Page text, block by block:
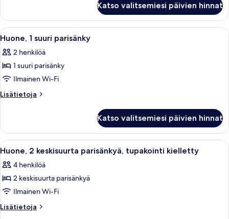
kielletty,
kulmassa
kuvat
suuri
parisänky,
tupakointi
kulmassa
Katso valitsemiesi päivien hinnat
Avaa
kaikki
huonetyypin
Huone,
1
suuri
Hotellihuone, jossa on sänky,
3
Huone, 1 suuri parisänky
2 henkilöä
1 suuri parisänky
Ilmainen Wi-Fi
Lisätietoja
Lisätietoja
suuri
parisänky
Katso valitsemiesi päivien hinnat
Avaa
kaikki
huonetyypin
Huone,
2
keskisuurta
Hotellihuone, jossa on kaksi
6
Huone, 2 keskisuurta parisänkyä, tupakointi kielletty
4 henkilöä
2 keskisuurta parisänkyä
Ilmainen Wi-Fi
Lisätietoja
Lisätietoja